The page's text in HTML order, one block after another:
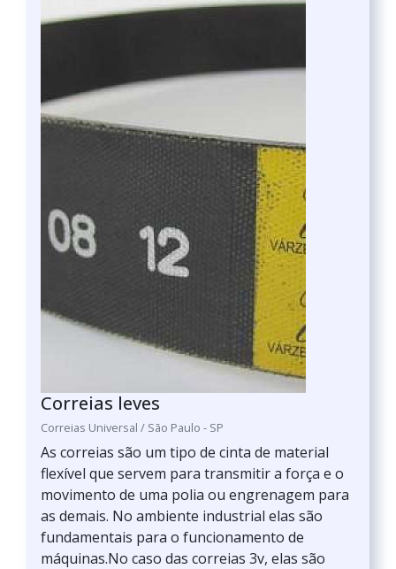
Correias leves
Correias Universal / São Paulo - SP
As correias são um tipo de cinta de material
flexível que servem para transmitir a força e o
movimento de uma polia ou engrenagem para
as demais. No ambiente industrial elas são
fundamentais para o funcionamento de
máquinas.No caso das correias 3v, elas são